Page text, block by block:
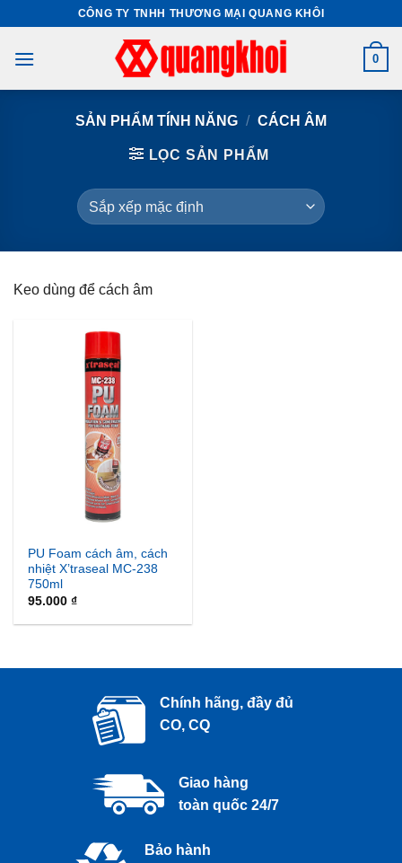
content
CÔNG TY TNHH THƯƠNG MẠI QUANG KHÔI
0
SẢN PHẨM TÍNH NĂNG / CÁCH ÂM
LỌC SẢN PHẨM
Keo dùng để cách âm
PU Foam cách âm, cách
nhiệt X’traseal MC-238
750ml
95.000₫
Chính hãng, đầy đủ
CO, CQ
Giao hàng
toàn quốc 24/7
Bảo hành